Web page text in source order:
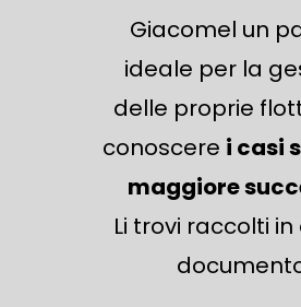
Giacomel un
ideale per la
delle proprie
conoscere i casi
maggiore
Li trovi raccolti